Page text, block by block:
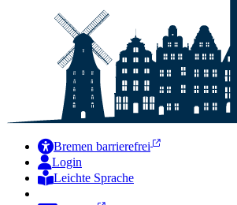
Bremen barrierefrei
Login
Leichte Sprache